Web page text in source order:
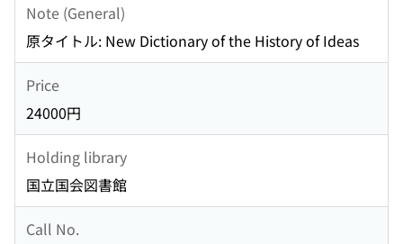
Note (General)
原タイトル: New Dictionary of the History of Ideas
Price
24000円
Holding library
国立国会図書館
Call No.